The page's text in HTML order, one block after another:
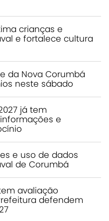
crianças e
e fortalece cultura
da Nova Corumbá
neste sábado
já tem
e
e uso de dados
de Corumbá
avaliação
defendem